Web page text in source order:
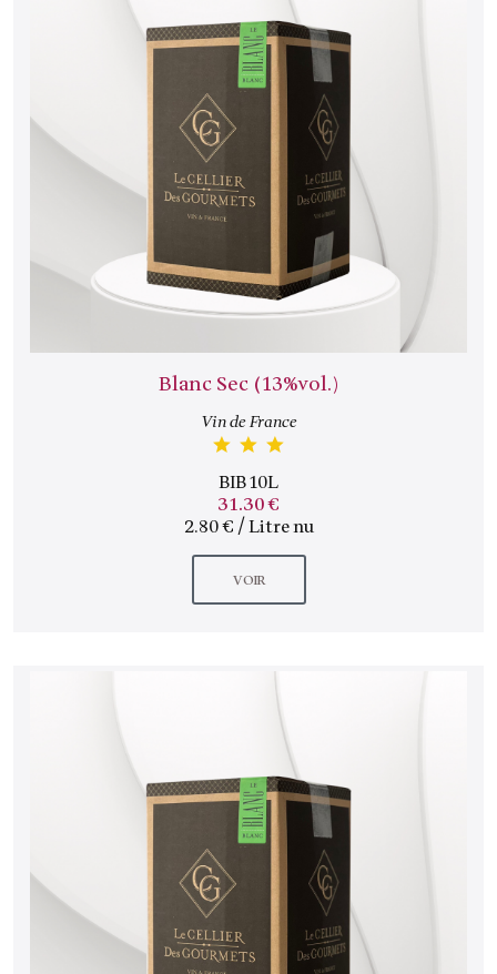
Blanc Sec (13%vol.)
Vin de France
BIB 10L
31.30 €
2.80 € / Litre nu
VOIR